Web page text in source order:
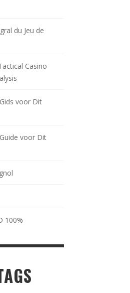
du Jeu de
Casino
voor Dit
voor Dit
100%